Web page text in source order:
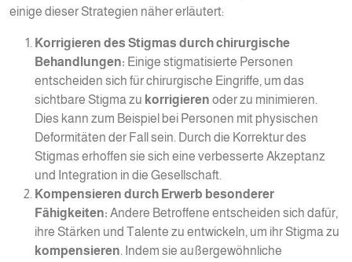
einige dieser Strategien näher erläutert:
Korrigieren des Stigmas durch chirurgische
Behandlungen: Einige stigmatisierte Personen
entscheiden sich für chirurgische Eingriffe, um das
sichtbare Stigma zu korrigieren oder zu minimieren.
Dies kann zum Beispiel bei Personen mit physischen
Deformitäten der Fall sein. Durch die Korrektur des
Stigmas erhoffen sie sich eine verbesserte Akzeptanz
und Integration in die Gesellschaft.
Kompensieren durch Erwerb besonderer
Fähigkeiten: Andere Betroffene entscheiden sich dafür,
ihre Stärken und Talente zu entwickeln, um ihr Stigma zu
kompensieren. Indem sie außergewöhnliche